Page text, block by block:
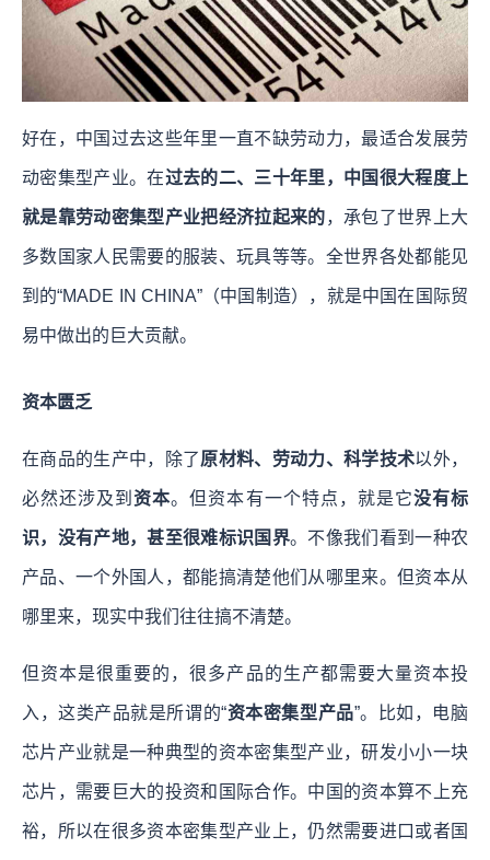
好在，中国过去这些年里一直不缺劳动力，最适合发展劳
动密集型产业。在过去的二、三十年里，中国很大程度上
就是靠劳动密集型产业把经济拉起来的，承包了世界上大
多数国家人民需要的服装、玩具等等。全世界各处都能见
到的“MADE IN CHINA”（中国制造），就是中国在国际贸
易中做出的巨大贡献。
资本匮乏
在商品的生产中，除了原材料、劳动力、科学技术以外，
必然还涉及到资本。但资本有一个特点，就是它没有标
识，没有产地，甚至很难标识国界。不像我们看到一种农
产品、一个外国人，都能搞清楚他们从哪里来。但资本从
哪里来，现实中我们往往搞不清楚。
但资本是很重要的，很多产品的生产都需要大量资本投
入，这类产品就是所谓的“资本密集型产品”。比如，电脑
芯片产业就是一种典型的资本密集型产业，研发小小一块
芯片，需要巨大的投资和国际合作。中国的资本算不上充
裕，所以在很多资本密集型产业上，仍然需要进口或者国